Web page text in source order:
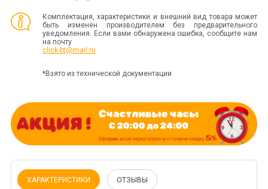
Комплектация, характеристики и внешний вид товара может
быть изменен производителем без предварительного
уведомления. Если вами обнаружена ошибка, сообщите нам
на почту
click-bt@mail.ru
*Взято из технической документации
ХАРАКТЕРИСТИКИ ОТЗЫВЫ